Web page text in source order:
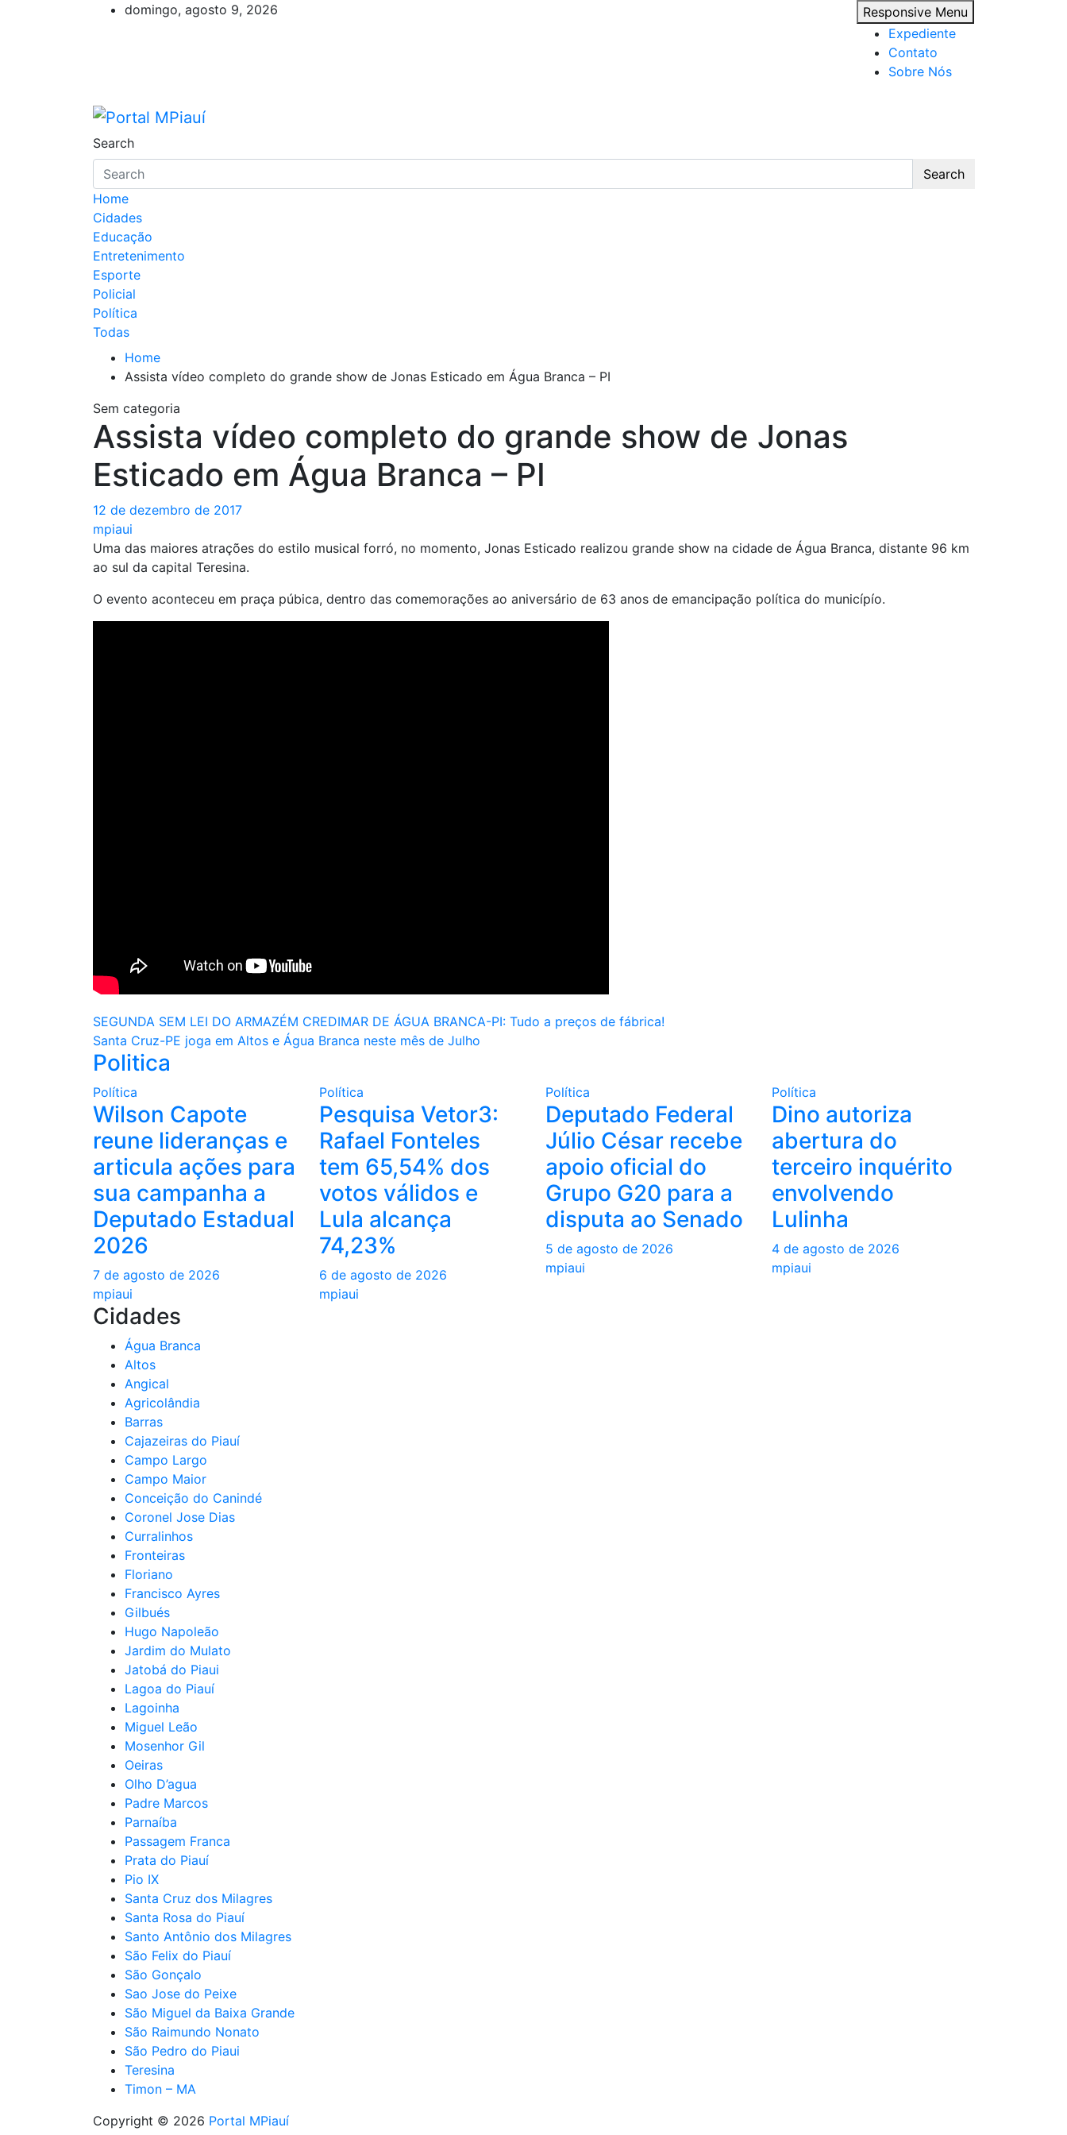
domingo, agosto 9, 2026
Responsive Menu
Expediente
Contato
Sobre Nós
Portal MPiauí
Notícias do Piauí – Teresina – Água Branca e todo Médio Parnaíba
Search
Search
Home
Cidades
Educação
Entretenimento
Esporte
Policial
Política
Todas
Home
Assista vídeo completo do grande show de Jonas Esticado em Água Branca – PI
Sem categoria
Assista vídeo completo do grande show de Jonas
Esticado em Água Branca – PI
12 de dezembro de 2017
mpiaui
Uma das maiores atrações do estilo musical forró, no momento, Jonas Esticado realizou grande show na cidade de Água Branca, distante 96 km
ao sul da capital Teresina.
O evento aconteceu em praça púbica, dentro das comemorações ao aniversário de 63 anos de emancipação política do municípío.
Navegação
de
Post
SEGUNDA SEM LEI DO ARMAZÉM CREDIMAR DE ÁGUA BRANCA-PI: Tudo a preços de fábrica!
Santa Cruz-PE joga em Altos e Água Branca neste mês de Julho
Politica
Política
Wilson Capote
reune lideranças e
articula ações para
sua campanha a
Deputado Estadual
2026
7 de agosto de 2026
mpiaui
Política
Pesquisa Vetor3:
Rafael Fonteles
tem 65,54% dos
votos válidos e
Lula alcança
74,23%
6 de agosto de 2026
mpiaui
Política
Deputado Federal
Júlio César recebe
apoio oficial do
Grupo G20 para a
disputa ao Senado
5 de agosto de 2026
mpiaui
Política
Dino autoriza
abertura do
terceiro inquérito
envolvendo
Lulinha
4 de agosto de 2026
mpiaui
Cidades
Água Branca
Altos
Angical
Agricolândia
Barras
Cajazeiras do Piauí
Campo Largo
Campo Maior
Conceição do Canindé
Coronel Jose Dias
Curralinhos
Fronteiras
Floriano
Francisco Ayres
Gilbués
Hugo Napoleão
Jardim do Mulato
Jatobá do Piaui
Lagoa do Piauí
Lagoinha
Miguel Leão
Mosenhor Gil
Oeiras
Olho D’agua
Padre Marcos
Parnaíba
Passagem Franca
Prata do Piauí
Pio IX
Santa Cruz dos Milagres
Santa Rosa do Piauí
Santo Antônio dos Milagres
São Felix do Piauí
São Gonçalo
Sao Jose do Peixe
São Miguel da Baixa Grande
São Raimundo Nonato
São Pedro do Piaui
Teresina
Timon – MA
Copyright © 2026 Portal MPiauí